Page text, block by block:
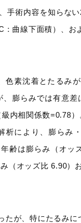
手術内容を知らな
曲線下面積）、お
素沈着とたるみ
、膨らみでは有意
内相関係数=0.78
により、膨ら
齢は膨らみ（オ
（オッズ比 6.90）
が、特にたるみ